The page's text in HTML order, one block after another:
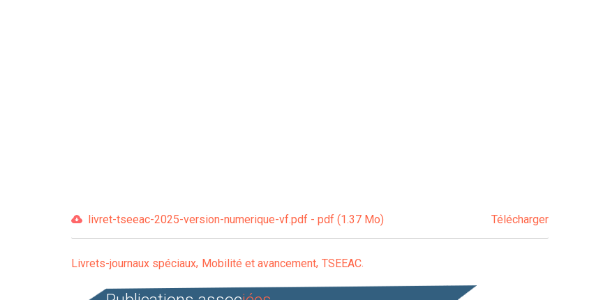
livret-tseeac-2025-version-numerique-vf.pdf - pdf (1.37 Mo) Télécharger
Livrets-journaux spéciaux Mobilité et avancement TSEEAC